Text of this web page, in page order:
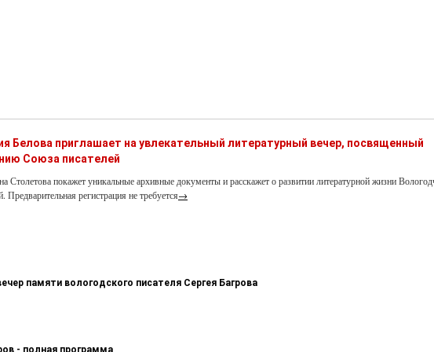
Белова приглашает на увлекательный литературный вечер, посвященный
Союза писателей
Столетова покажет уникальные архивные документы и расскажет о развитии литературной жизни
регистрация не требуется→
памяти вологодского писателя Сергея Багрова